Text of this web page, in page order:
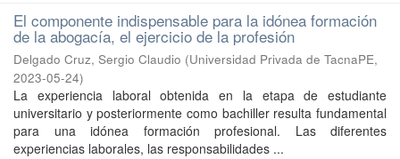
El componente indispensable para la idónea formación
de la abogacía, el ejercicio de la profesión
Delgado Cruz, Sergio Claudio (Universidad Privada de TacnaPE,
2023-05-24)
La experiencia laboral obtenida en la etapa de estudiante
universitario y posteriormente como bachiller resulta fundamental
para una idónea formación profesional. Las diferentes
experiencias laborales, las responsabilidades ...